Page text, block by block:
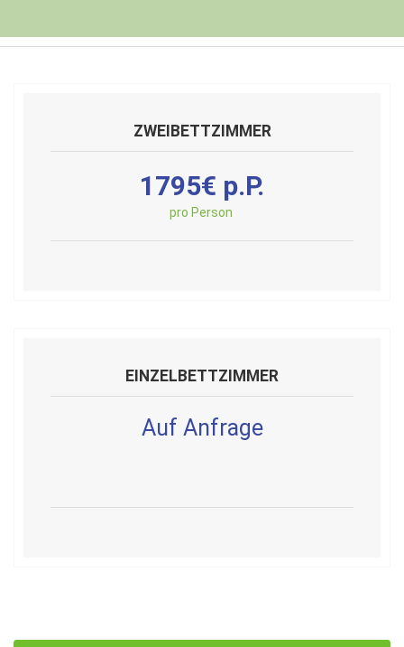
ZWEIBETTZIMMER
1795€ p.P.
pro Person
EINZELBETTZIMMER
Auf Anfrage